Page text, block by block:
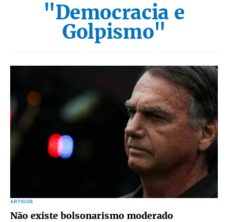
"Democracia e
Golpismo"
ARTIGOS
Não existe bolsonarismo moderado